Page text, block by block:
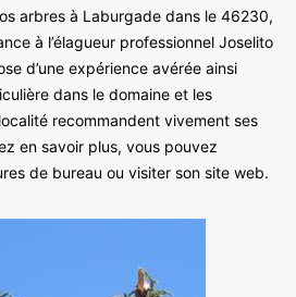
arbres à Laburgade dans le 46230,
à l’élagueur professionnel Joselito
d’une expérience avérée ainsi
dans le domaine et les
recommandent vivement ses
en savoir plus, vous pouvez
de bureau ou visiter son site web.